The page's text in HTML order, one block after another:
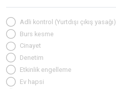
Adli kontrol (Yurtdışı çıkış yasağı)
Burs kesme
Cinayet
Denetim
Etkinlik engelleme
Ev hapsi